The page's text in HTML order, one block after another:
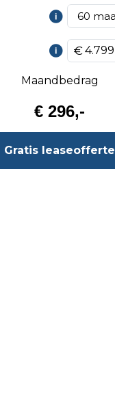
Maandbedrag
€ 296,-
Gratis leaseofferte